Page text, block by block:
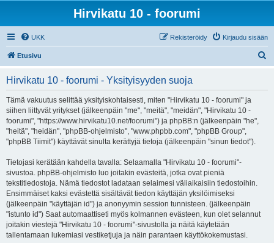
Hirvikatu 10 - foorumi
UKK Kirjaudu sisään
Rekisteröidy
Etusivu
Hirvikatu 10 - foorumi - Yksityisyyden suoja
Tämä vakuutus selittää yksityiskohtaisesti, miten "Hirvikatu 10 - foorumi" ja
siihen liittyvät yritykset (jälkeenpäin "me", "meitä", "meidän", "Hirvikatu 10 -
foorumi", "https://www.hirvikatu10.net/foorumi") ja phpBB:n (jälkeenpäin "he",
"heitä", "heidän", "phpBB-ohjelmisto", "www.phpbb.com", "phpBB Group",
"phpBB Tiimit") käyttävät sinulta kerättyjä tietoja (jälkeenpäin "sinun tiedot").
Tietojasi kerätään kahdella tavalla: Selaamalla "Hirvikatu 10 - foorumi"-
sivustoa. phpBB-ohjelmisto luo joitakin evästeitä, jotka ovat pieniä
tekstitiedostoja. Nämä tiedostot ladataan selaimesi väliaikaisiin tiedostoihin.
Ensimmäiset kaksi evästettä sisältävät tiedon käyttäjän yksilöimiseksi
(jälkeenpäin "käyttäjän id") ja anonyymin session tunnisteen. (jälkeenpäin
"istunto id") Saat automaattiseti myös kolmannen evästeen, kun olet selannut
joitakin viestejä "Hirvikatu 10 - foorumi"-sivustolla ja näitä käytetään
tallentamaan lukemiasi vestiketjuja ja näin parantaen käyttökokemustasi.